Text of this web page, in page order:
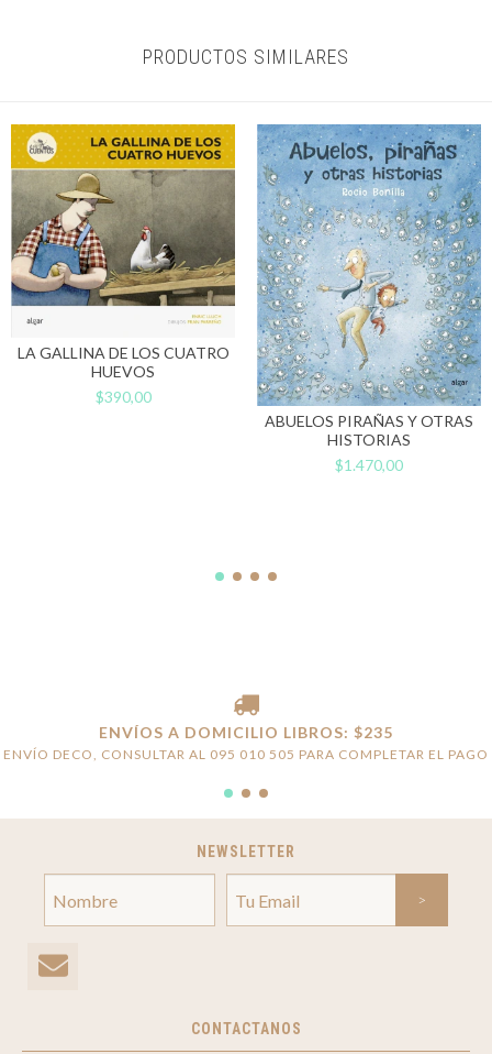
PRODUCTOS SIMILARES
LA GALLINA DE LOS CUATRO
HUEVOS
$390,00
ABUELOS PIRAÑAS Y OTRAS
HISTORIAS
$1.470,00
ENVÍOS A DOMICILIO LIBROS: $235
ENVÍO DECO, CONSULTAR AL 095 010 505 PARA COMPLETAR EL PAGO
NEWSLETTER
CONTACTANOS